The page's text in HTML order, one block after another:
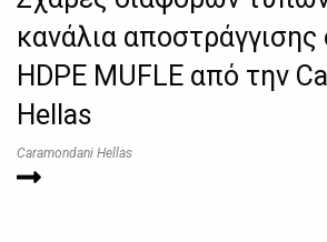
κανάλια
HDPE MUFLE από την
Hellas
Caramondani Hellas